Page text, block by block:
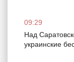
09:29
Над
украинские